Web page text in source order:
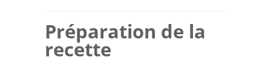
Préparation de la
recette